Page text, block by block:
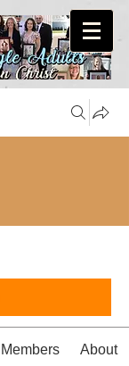
Members About